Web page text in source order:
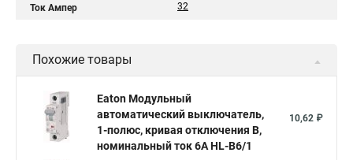
Ток Ампер 32
Похожие товары
Eaton Модульный
автоматический выключатель,
1-полюс, кривая отключения B,
номинальный ток 6А HL-B6/1
10,62 ₽